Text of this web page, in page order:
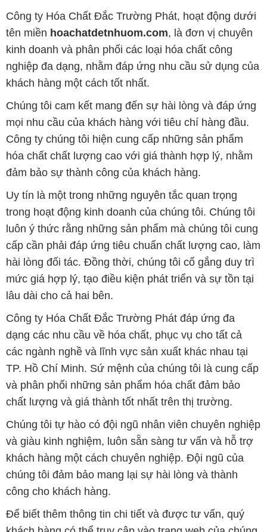
Công ty Hóa Chất Đắc Trường Phát, hoạt động dưới
tên miền hoachatdetnhuom.com, là đơn vị chuyên
kinh doanh và phân phối các loại hóa chất công
nghiệp đa dạng, nhằm đáp ứng nhu cầu sử dụng của
khách hàng một cách tốt nhất.
Chúng tôi cam kết mang đến sự hài lòng và đáp ứng
mọi nhu cầu của khách hàng với tiêu chí hàng đầu.
Công ty chúng tôi hiện cung cấp những sản phẩm
hóa chất chất lượng cao với giá thành hợp lý, nhằm
đảm bảo sự thành công của khách hàng.
Uy tín là một trong những nguyên tắc quan trọng
trong hoạt động kinh doanh của chúng tôi. Chúng tôi
luôn ý thức rằng những sản phẩm mà chúng tôi cung
cấp cần phải đáp ứng tiêu chuẩn chất lượng cao, làm
hài lòng đối tác. Đồng thời, chúng tôi cố gắng duy trì
mức giá hợp lý, tạo điều kiện phát triển và sự tồn tại
lâu dài cho cả hai bên.
Công ty Hóa Chất Đắc Trường Phát đáp ứng đa
dạng các nhu cầu về hóa chất, phục vụ cho tất cả
các ngành nghề và lĩnh vực sản xuất khác nhau tại
TP. Hồ Chí Minh. Sứ mệnh của chúng tôi là cung cấp
và phân phối những sản phẩm hóa chất đảm bảo
chất lượng và giá thành tốt nhất trên thị trường.
Chúng tôi tự hào có đội ngũ nhân viên chuyên nghiệp
và giàu kinh nghiệm, luôn sẵn sàng tư vấn và hỗ trợ
khách hàng một cách chuyên nghiệp. Đội ngũ của
chúng tôi đảm bảo mang lại sự hài lòng và thành
công cho khách hàng.
Để biết thêm thông tin chi tiết và được tư vấn, quý